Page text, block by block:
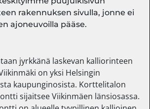
rakennuksen sivulla, jonne ei
ajoneuvoilla pääse.
jyrkkänä laskevan kalliorinteen
on yksi Helsingin
kaupunginosista. Korttelitalon
sijaitsee Viikinmäen länsiosassa.